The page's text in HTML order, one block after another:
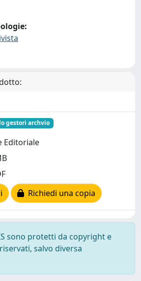
gestori archvio
Editoriale
Richiedi una copia
sono protetti da copyright e
salvo diversa